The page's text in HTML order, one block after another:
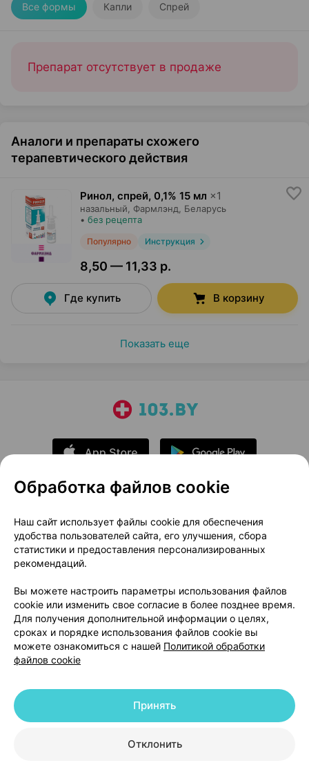
Все формы Капли Спрей
Препарат отсутствует в продаже
Аналоги и препараты схожего
терапевтического действия
Ринол, спрей, 0,1% 15 мл ×1
назальный, Фармлэнд , Беларусь
• без рецепта
Популярно Инструкция
8,50 — 11,33 р.
Где купить В корзину
Показать еще
О проекте
Новости проекта
Размещение рекламы
Медицинский маркетинг
Публичный договор
Доставка
Способы оплаты
Вакансии
Партнеры
Написать руководителю 103.by
Написать в поддержку
Персональные настройки Cookie
© 2026 ООО «Артокс Лаб», УНП 191700409 | 220012, Республика Беларусь,
+375 291212755
Обработка файлов cookie
Наш сайт использует файлы cookie для обеспечения
удобства пользователей сайта, его улучшения, сбора
статистики и предоставления персонализированных
рекомендаций.
Вы можете настроить параметры использования файлов
cookie или изменить свое согласие в более позднее время.
Для получения дополнительной информации о целях,
сроках и порядке использования файлов cookie вы
можете ознакомиться с нашей Политикой обработки
файлов cookie
Отклонить
Принять